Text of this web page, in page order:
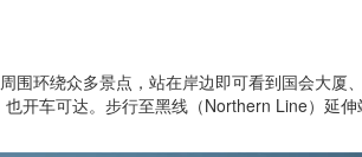
环绕众多景点，站在岸边即可看到国会大厦
开车可达。步行至黑线（Northern Line）延